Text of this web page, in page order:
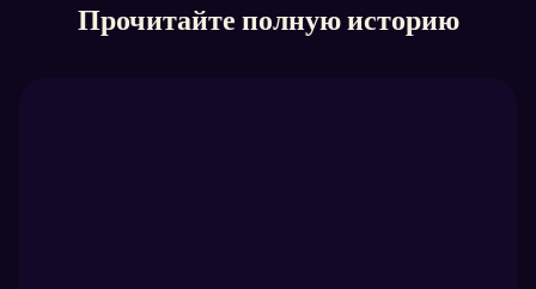
Прочитайте полную историю